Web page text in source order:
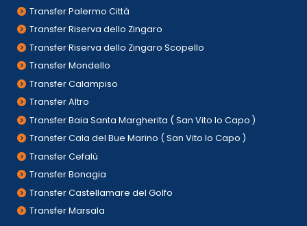
Transfer Palermo Città
Transfer Riserva dello Zingaro
Transfer Riserva dello Zingaro Scopello
Transfer Mondello
Transfer Calampiso
Transfer Altro
Transfer Baia Santa Margherita ( San Vito lo Capo )
Transfer Cala del Bue Marino ( San Vito lo Capo )
Transfer Cefalù
Transfer Bonagia
Transfer Castellamare del Golfo
Transfer Marsala